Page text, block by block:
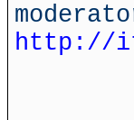
http://